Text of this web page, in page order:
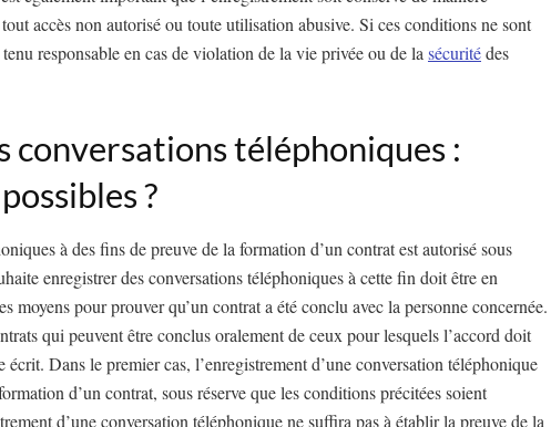
accès non autorisé ou toute utilisation abusive. Si ces conditions ne sont
responsable en cas de violation de la vie privée ou de la sécuritédes
conversations téléphoniques :
?
à des fins de preuve de la formation d’un contrat est autorisé sous
enregistrer des conversations téléphoniques à cette fin doit être en
moyens pour prouver qu’un contrat a été conclu avec la personne concernée.
qui peuvent être conclus oralement de ceux pour lesquels l’accord doit
Dans le premier cas, l’enregistrement d’une conversation téléphonique
d’un contrat, sous réserve que les conditions précitées soient
d’une conversation téléphonique ne suffira pas à établir la preuve de la